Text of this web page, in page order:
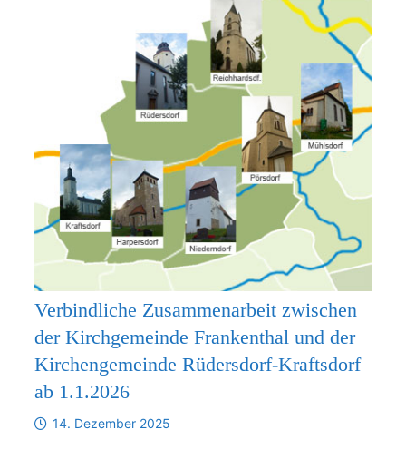
Verbindliche Zusammenarbeit zwischen
der Kirchgemeinde Frankenthal und der
Kirchengemeinde Rüdersdorf-Kraftsdorf
ab 1.1.2026
14. Dezember 2025